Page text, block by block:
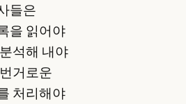
들은
을 읽어야
석해 내야
거로운
처리해야